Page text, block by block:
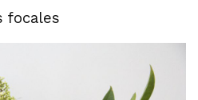
focales